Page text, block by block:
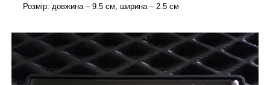
Розмір: довжина – 9.5 см, ширина – 2.5 см